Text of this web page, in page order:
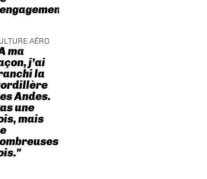
AÉRO
ma
j’ai
la
Andes.
une
mais